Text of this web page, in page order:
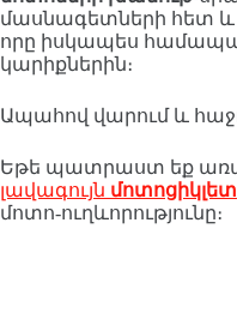
մասնագետների հետ և
որը իսկապես
կարիքներին։
Ապահով վարում և
Եթե պատրաստ եք
լավագույն
մոտո-ուղևորությունը։